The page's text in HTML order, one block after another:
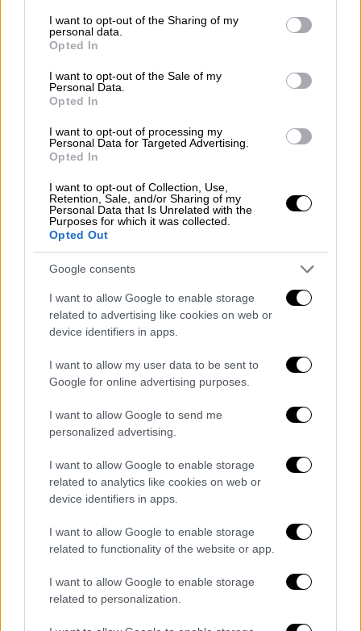
not limited to your visit or usage behaviour. You may click to
grant or deny consent to Google and its third-party tags to
use your data for below specified purposes in below Google
consent section.
I want to opt-out of the Sharing of my
personal data.
Opted In
I want to opt-out of the Sale of my
Personal Data.
Opted In
I want to opt-out of processing my
Personal Data for Targeted Advertising.
Opted In
I want to opt-out of Collection, Use,
Retention, Sale, and/or Sharing of my
Personal Data that Is Unrelated with the
Purposes for which it was collected.
Opted Out
Google consents
I want to allow Google to enable storage
related to advertising like cookies on web or
device identifiers in apps.
I want to allow my user data to be sent to
Google for online advertising purposes.
I want to allow Google to send me
personalized advertising.
I want to allow Google to enable storage
related to analytics like cookies on web or
device identifiers in apps.
I want to allow Google to enable storage
related to functionality of the website or app.
I want to allow Google to enable storage
related to personalization.
Τα θέατρα έχουν πρόσβαση για το
κοινό, αλλά όχι για τους ανάπηρους
καλλιτέχνες
«Θα κάνω θέατρο. Θα παίξω σε ένα θεατρικό
με τον Γιώργο Καπουτζίδη. Τιμή μου και χαρά
μου. Θα κάνουμε στο θέατρο την ταινία
Florence, με την Μέριλ Στριπ και τον Χιου
θέατρο σε αυτή τη σωματική κατάσταση. Τα
θέατρα έχουν πρόσβαση για το κοινό, αλλά
δεν έχουν για τους ανάπηρους καλλιτέχνες.
Εγώ δεν μπορώ να ανέβω στη σκηνή. Οι
παραγωγοί θα μου φτιάξουν καμαρίνι πάνω
στη σκηνή. Δύο μήνες κάνω μόνο τραγούδι
για να πω παράφωνα τα τραγούδια της
κάτι έξω από τα νερά μου. Τρέμει η ψυχή
μου. Τραγουδάω άριες» είπε ηΚατερίνα
Βρανά.